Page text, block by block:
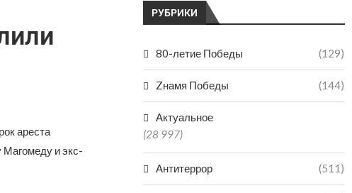
ареста
Магомеду и экс-
РУБРИКИ
80-летие Победы (129)
Zнамя Победы (144)
Актуальное
(28 997)
Антитеррор (511)